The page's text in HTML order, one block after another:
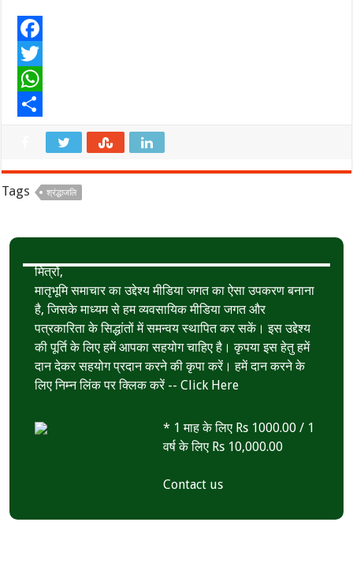
F
a
c
T
w
W
Tags श्रंद्धाजलि
मित्रों,
मातृभूमि समाचार का उद्देश्य मीडिया जगत का ऐसा उपकरण बनाना
है, जिसके माध्यम से हम व्यवसायिक मीडिया जगत और
पत्रकारिता के सिद्धांतों में समन्वय स्थापित कर सकें। इस उद्देश्य
की पूर्ति के लिए हमें आपका सहयोग चाहिए है। कृपया इस हेतु हमें
दान देकर सहयोग प्रदान करने की कृपा करें। हमें दान करने के
लिए निम्न लिंक पर क्लिक करें --Click Here
* 1 माह के लिए Rs 1000.00 / 1
वर्ष के लिए Rs 10,000.00
Contact us